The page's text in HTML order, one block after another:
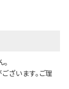
ざいます。ご理